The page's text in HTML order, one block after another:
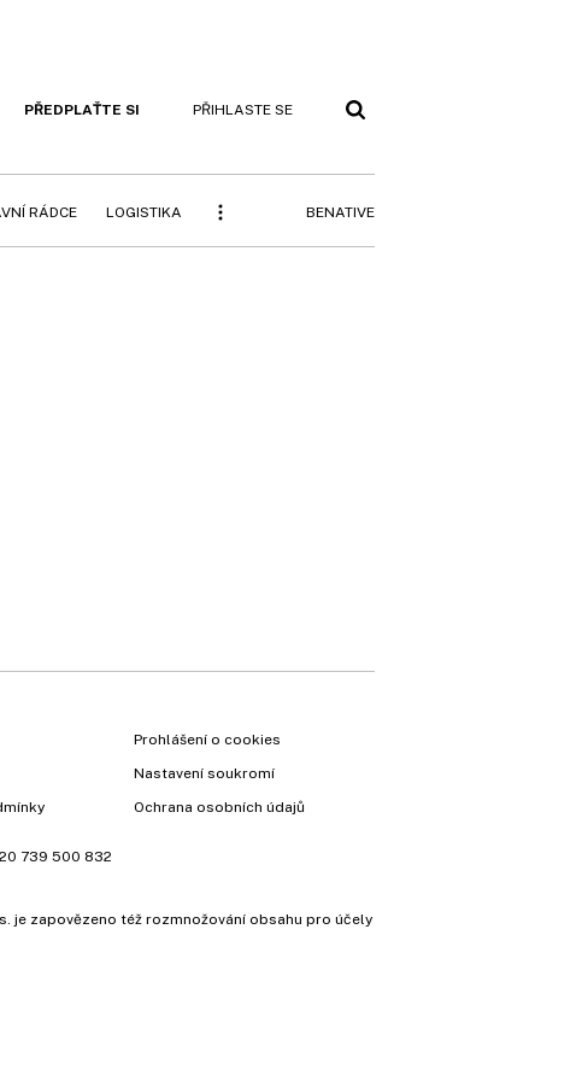
PŘEDPLAŤTE SI PŘIHLASTE SE
RÁDCE LOGISTIKA BENATIVE
Prohlášení o cookies
Nastavení soukromí
Ochrana osobních údajů
739 500 832
je zapovězeno též rozmnožování obsahu pro účely